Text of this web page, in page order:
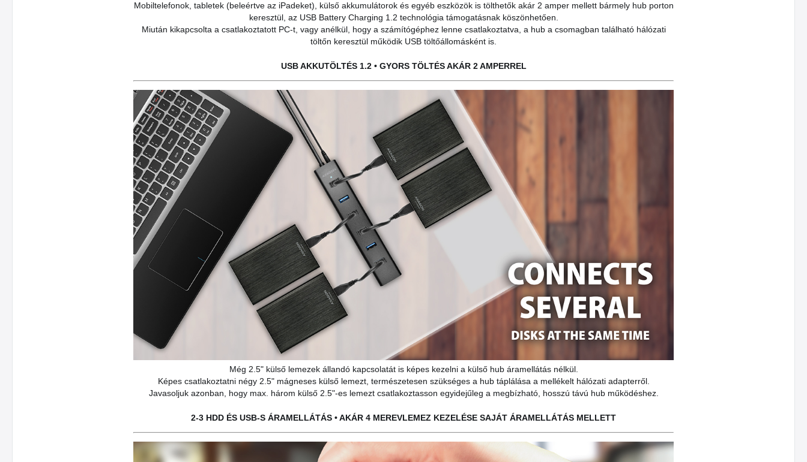
Mobiltelefonok, tabletek (beleértve az iPadeket), külső akkumulátorok és egyéb eszközök is tölthetők akár 2 amper mellett bármely hub porton
keresztül, az USB Battery Charging 1.2 technológia támogatásnak köszönhetően.
Miután kikapcsolta a csatlakoztatott PC-t, vagy anélkül, hogy a számítógéphez lenne csatlakoztatva, a hub a csomagban található hálózati
töltőn keresztül működik USB töltőállomásként is.
USB AKKUTÖLTÉS 1.2 • GYORS TÖLTÉS AKÁR 2 AMPERREL
Még 2.5"külső lemezek állandó kapcsolatát is képes kezelni a külső hub áramellátás nélkül.
Képes csatlakoztatni négy 2.5"mágneses külső lemezt, természetesen szükséges a hub táplálása a mellékelt hálózati adapterről.
Javasoljuk azonban, hogy max. három külső 2.5"-es lemezt csatlakoztasson egyidejűleg a megbízható, hosszú távú hub működéshez.
2-3 HDD ÉS USB-S ÁRAMELLÁTÁS • AKÁR 4 MEREVLEMEZ KEZELÉSE SAJÁT ÁRAMELLÁTÁS MELLETT